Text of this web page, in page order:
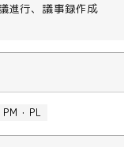
進行、議事録作成
PM・PL